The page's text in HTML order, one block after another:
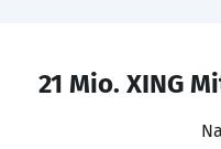
21 Mio. XING